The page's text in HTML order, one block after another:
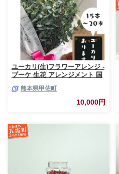
ユーカリ(生)フラワーアレンジ -
ブーケ 生花 アレンジメント 国
ンテリア 虫よけ作用 人気 おす
熊本県甲佐町
10,000円